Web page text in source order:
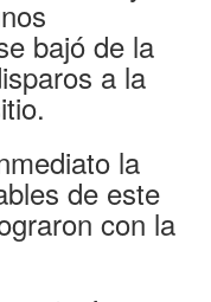
bajó de la
a la
la
de este
con la